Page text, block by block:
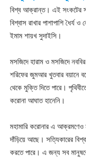
বিশ্ব আক্রান্ত। এই সংকটের
বিশ্বাস রাখার পাশাপাশি
ইমাম শায়খ সুদাইসি।
মসজিদে হারাম ও মসজিদে
শরিফের জুমআর খুতবার বয়ানে
থেকে মুক্তি দিতে পারে।
করোনা আঘাত হানেনি।
মহামারি করোনার এ আক্রমণেও
দাঁড়িয়ে আছে। সত্যিকারের
করতে পারে। এ জন্য সব